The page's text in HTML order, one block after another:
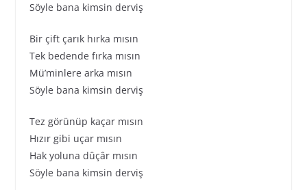
Söyle bana kimsin derviş
Bir çift çarık hırka mısın
Tek bedende fırka mısın
Mü’minlere arka mısın
Söyle bana kimsin derviş
Tez görünüp kaçar mısın
Hızır gibi uçar mısın
Hak yoluna dûçâr mısın
Söyle bana kimsin derviş